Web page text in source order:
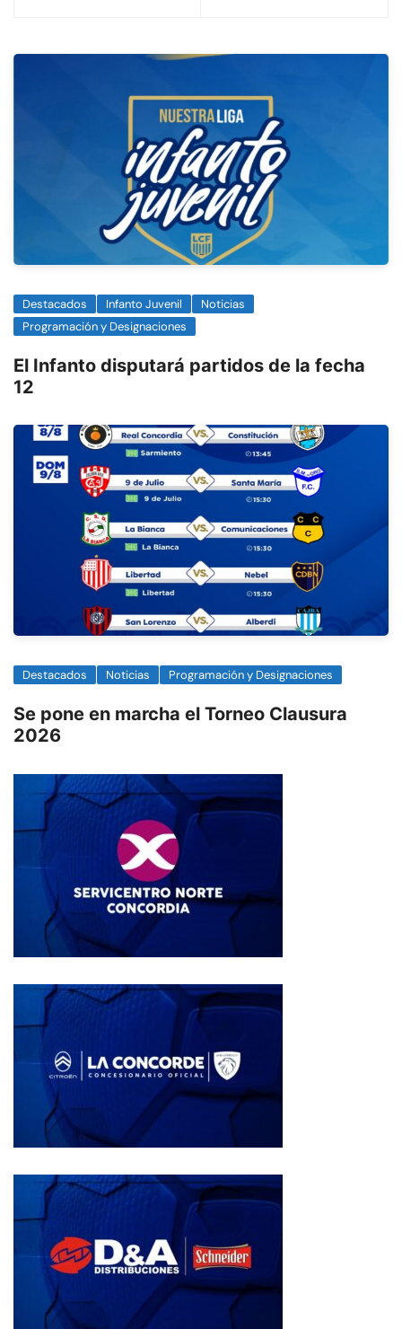
Destacados Infanto Juvenil
Noticias
Programación y Designaciones
El Infanto disputará partidos de la fecha
12
Destacados Noticias Programación y Designaciones
Se pone en marcha el Torneo Clausura
2026